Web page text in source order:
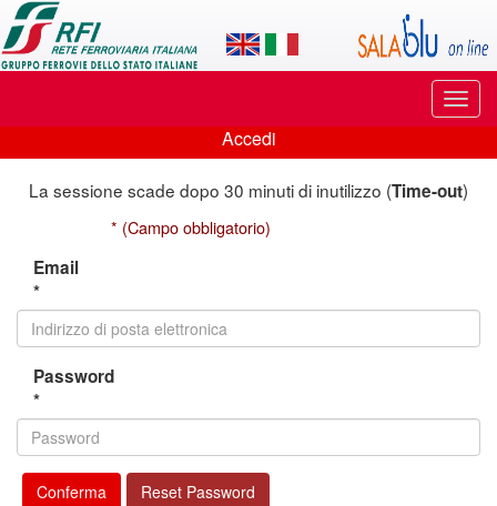
Applicazione
SalaBlu
Online
di
Rete
Ferroviaria
Italiana
di
Accedi
Accedi
La sessione scade dopo 30 minuti di inutilizzo (Time-out)
* (Campo obbligatorio)
Email
*
Password
*